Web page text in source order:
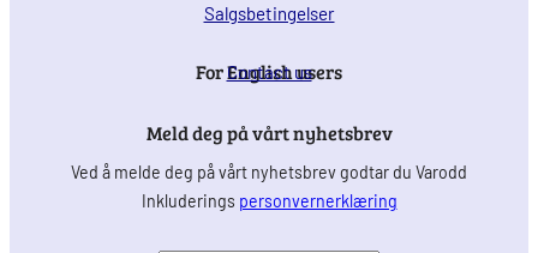
Salgsbetingelser
For English users
Contact us
Meld deg på vårt nyhetsbrev
Ved å melde deg på vårt nyhetsbrev godtar du Varodd
Inkluderings personvernerklæring